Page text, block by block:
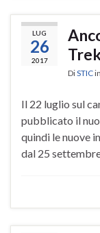
LUG
26
2017
DiSTICin
Il 22 luglio sul
pubblicato il
quindi le nuove
dal 25